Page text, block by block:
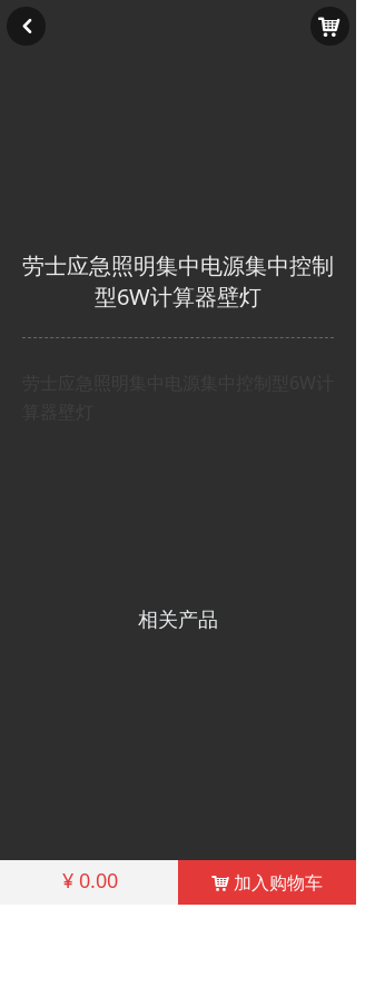
劳士应急照明集中电源集中控制
型6W计算器壁灯
相关产品
¥ 0.00
낙
낒
낙 加入购物车